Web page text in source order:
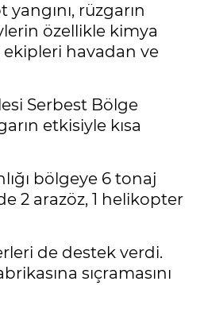
rüzgarın
özellikle kimya
ekipleri havadan ve
Serbest Bölge
etkisiyle kısa
bölgeye 6 tonaj
2 arazöz, 1 helikopter
de destek verdi.
sıçramasını